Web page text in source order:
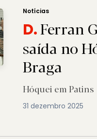
Notícias
D.Ferran
saída no
Braga
Hóquei em Patins
31 dezembro 2025